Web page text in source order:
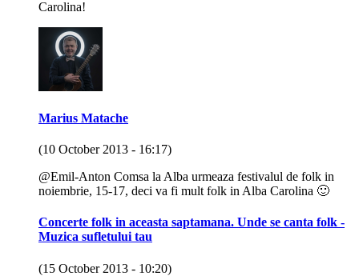
Carolina!
Marius Matache
(10 October 2013 - 16:17)
@Emil-Anton Comsa la Alba urmeaza festivalul de folk in
noiembrie, 15-17, deci va fi mult folk in Alba Carolina 🙂
Concerte folk in aceasta saptamana. Unde se canta folk -
Muzica sufletului tau
(15 October 2013 - 10:20)